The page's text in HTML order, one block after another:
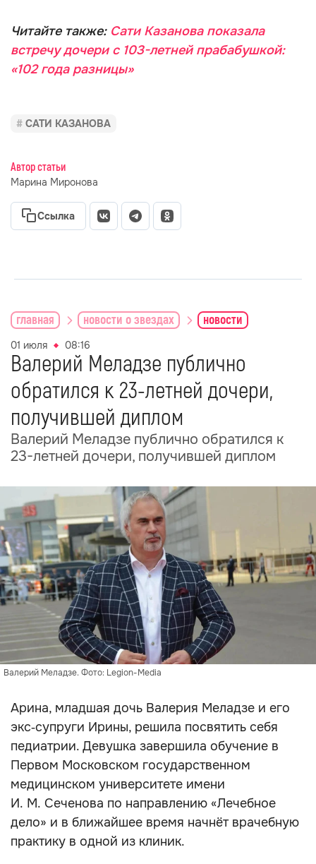
Читайте также: Сати Казанова показала
встречу дочери с 103-летней прабабушкой:
«102 года разницы»
САТИ КАЗАНОВА
Автор статьи
Марина Миронова
Ссылка
главная новости о звездах новости
01 июля 08:16
Валерий Меладзе публично
обратился к 23-летней дочери,
получившей диплом
Валерий Меладзе публично обратился к
23-летней дочери, получившей диплом
Валерий Меладзе. Фото: Legion-Media
Арина, младшая дочь Валерия Меладзе и его
экс‑супруги Ирины, решила посвятить себя
педиатрии. Девушка завершила обучение в
Первом Московском государственном
медицинском университете имени
И. М. Сеченова по направлению «Лечебное
дело» и в ближайшее время начнёт врачебную
практику в одной из клиник.